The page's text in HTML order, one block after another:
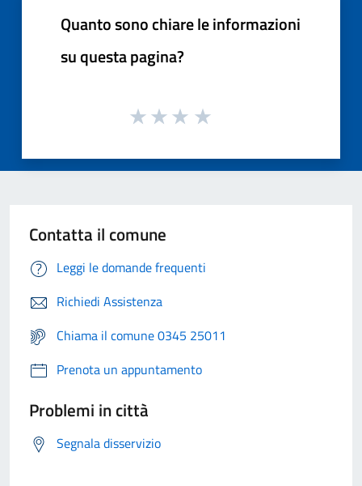
Quanto sono chiare le informazioni
su questa pagina?
Contatta il comune
Leggi le domande frequenti
Richiedi Assistenza
Chiama il comune 0345 25011
Prenota un appuntamento
Problemi in città
Segnala disservizio